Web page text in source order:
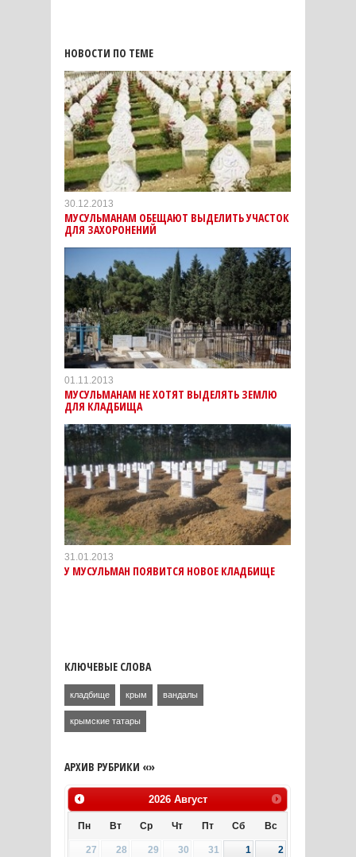
НОВОСТИ ПО ТЕМЕ
30.12.2013
МУСУЛЬМАНАМ ОБЕЩАЮТ ВЫДЕЛИТЬ УЧАСТОК
ДЛЯ ЗАХОРОНЕНИЙ
01.11.2013
МУСУЛЬМАНАМ НЕ ХОТЯТ ВЫДЕЛЯТЬ ЗЕМЛЮ
ДЛЯ КЛАДБИЩА
31.01.2013
У МУСУЛЬМАН ПОЯВИТСЯ НОВОЕ КЛАДБИЩЕ
КЛЮЧЕВЫЕ СЛОВА
кладбище крым вандалы
крымские татары
АРХИВ РУБРИКИ «»
2026 Август
Пн Вт Ср Чт Пт Сб Вс
27 28 29 30 31 1
2